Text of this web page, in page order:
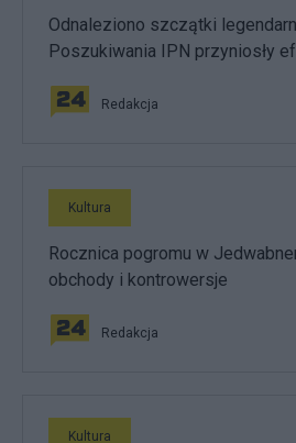
Odnaleziono szczątki
Poszukiwania IPN przyniosły
Redakcja
Kultura
Rocznica pogromu w
obchody i kontrowersje
Redakcja
Kultura